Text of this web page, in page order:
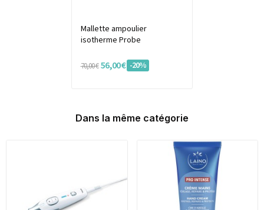
Mallette ampoulier
isotherme Probe
70,00 € 56,00 € -20%
Dans la même catégorie